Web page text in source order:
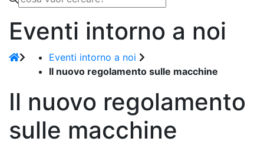
Eventi intorno a noi
Eventi intorno a noi
Il nuovo regolamento sulle macchine
Il nuovo regolamento
sulle macchine